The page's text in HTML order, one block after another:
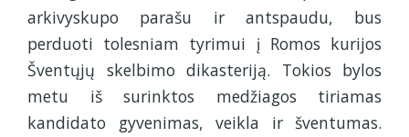
arkivyskupo parašu ir antspaudu, bus
perduoti tolesniam tyrimui į Romos kurijos
Šventųjų skelbimo dikasteriją. Tokios bylos
metu iš surinktos medžiagos tiriamas
kandidato gyvenimas, veikla ir šventumas.